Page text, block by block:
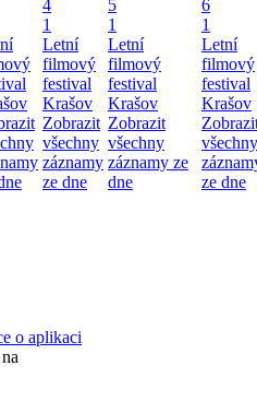
4
1
Letní
filmový
festival
Krašov
Zobrazit
všechny
záznamy
ze dne
5
1
Letní
filmový
festival
Krašov
Zobrazit
všechny
záznamy ze
dne
6
1
Letní
filmový
festival
Krašov
všechny
ze dne
o aplikaci